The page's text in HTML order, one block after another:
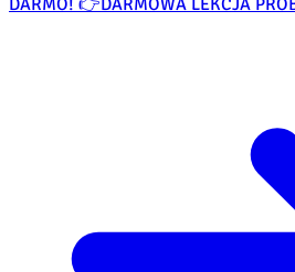
DARMO! 👉DARMOWA LEKCJA